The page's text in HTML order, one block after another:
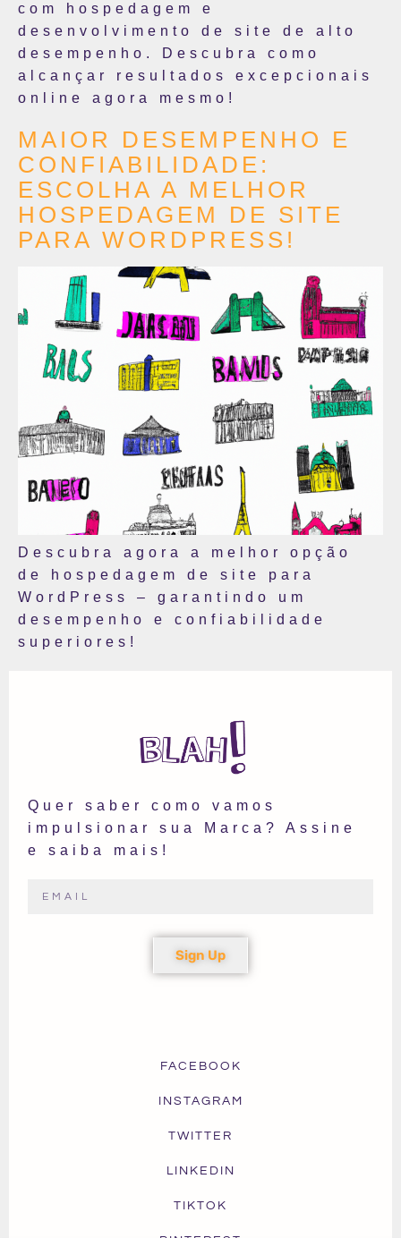
com hospedagem e
desenvolvimento de site de alto
desempenho. Descubra como
alcançar resultados excepcionais
online agora mesmo!
MAIOR DESEMPENHO E
CONFIABILIDADE:
ESCOLHA A MELHOR
HOSPEDAGEM DE SITE
PARA WORDPRESS!
Descubra agora a melhor opção
de hospedagem de site para
WordPress – garantindo um
desempenho e confiabilidade
superiores!
Quer saber como vamos
impulsionar sua Marca? Assine
e saiba mais!
Sign Up
FACEBOOK
INSTAGRAM
TWITTER
LINKEDIN
TIKTOK